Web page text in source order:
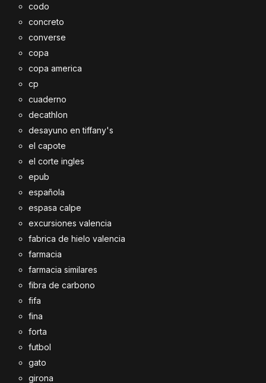
codo
concreto
converse
copa
copa america
cp
cuaderno
decathlon
desayuno en tiffany's
el capote
el corte ingles
epub
española
espasa calpe
excursiones valencia
fabrica de hielo valencia
farmacia
farmacia similares
fibra de carbono
fifa
fina
forta
futbol
gato
girona